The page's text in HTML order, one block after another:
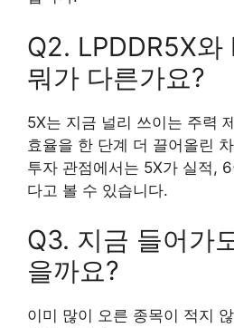
Q2. LPDDR5X와
뭐가 다른가요?
5X는 지금 널리 쓰이는 주력
효율을 한 단계 더 끌어올린
투자 관점에서는 5X가 실적,
다고 볼 수 있습니다.
Q3. 지금 들어가
을까요?
이미 많이 오른 종목이 적지